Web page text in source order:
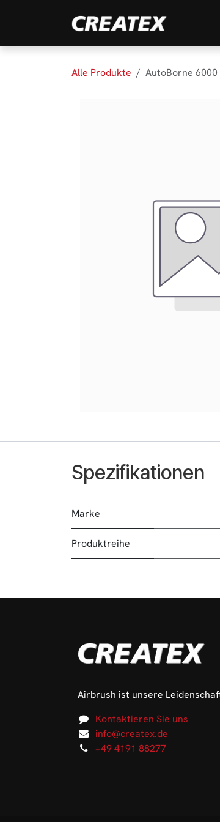
Alle Produkte AutoBorne
Spezifikationen
Marke
Produktreihe
Airbrush ist unsere
Kontaktieren Sie uns
info@createx.de
+49 4191 88277